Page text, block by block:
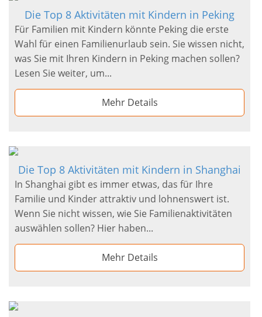
Die Top 8 Aktivitäten mit Kindern in Peking
Für Familien mit Kindern könnte Peking die erste
Wahl für einen Familienurlaub sein. Sie wissen nicht,
was Sie mit Ihren Kindern in Peking machen sollen?
Lesen Sie weiter, um...
Mehr Details
Die Top 8 Aktivitäten mit Kindern in Shanghai
In Shanghai gibt es immer etwas, das für Ihre
Familie und Kinder attraktiv und lohnenswert ist.
Wenn Sie nicht wissen, wie Sie Familienaktivitäten
auswählen sollen? Hier haben...
Mehr Details